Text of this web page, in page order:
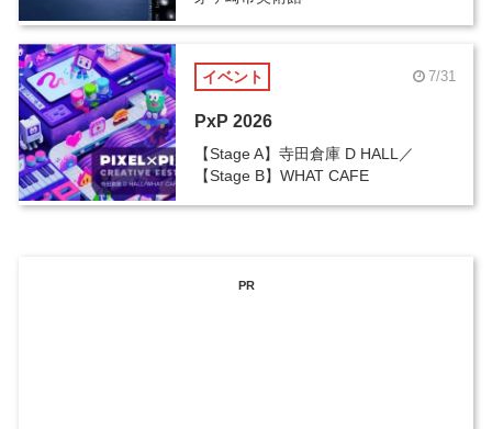
イベント 7/31
PxP 2026
【Stage A】寺田倉庫 D HALL／
【Stage B】WHAT CAFE
PR